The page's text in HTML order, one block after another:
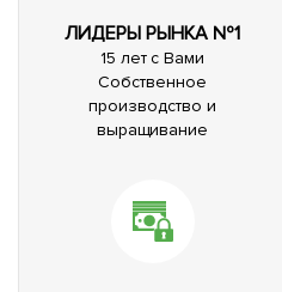
ЛИДЕРЫ РЫНКА №1
15 лет с Вами
Собственное
производство и
выращивание